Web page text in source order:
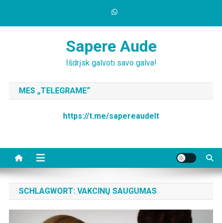
Sapere Aude
Išdrįsk galvoti savo galva!
MES „TELEGRAME“
https://t.me/sapereaudelt
SCHLAGWORT: VAKCINŲ SAUGUMAS